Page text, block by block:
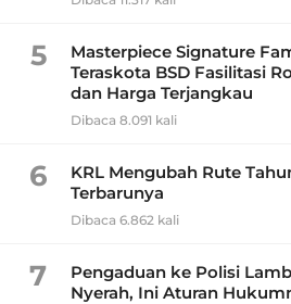
5
Masterpiece Signature
Teraskota BSD Fasilitasi
dan Harga Terjangkau
Dibaca 8.091 kali
6
KRL Mengubah Rute
Terbarunya
Dibaca 6.862 kali
7
Pengaduan ke Polisi
Nyerah, Ini Aturan